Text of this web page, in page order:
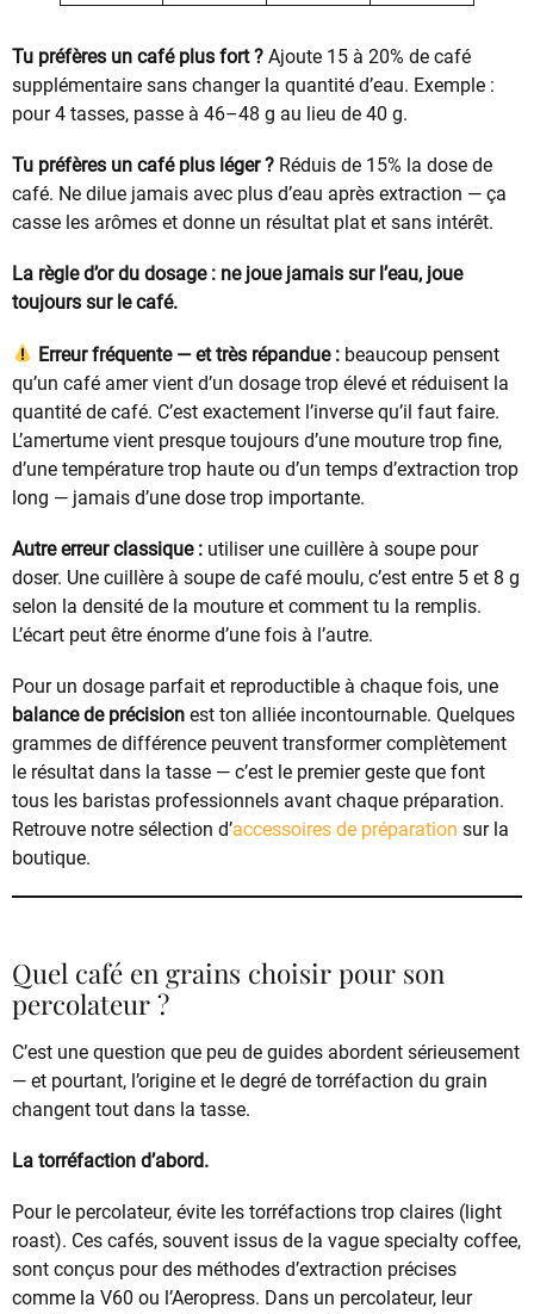
Tu préfères un café plus fort ? Ajoute 15 à 20% de café
supplémentaire sans changer la quantité d’eau. Exemple :
pour 4 tasses, passe à 46–48 g au lieu de 40 g.
Tu préfères un café plus léger ? Réduis de 15% la dose de
café. Ne dilue jamais avec plus d’eau après extraction — ça
casse les arômes et donne un résultat plat et sans intérêt.
La règle d’or du dosage : ne joue jamais sur l’eau, joue
toujours sur le café.
Erreur fréquente — et très répandue : beaucoup pensent
qu’un café amer vient d’un dosage trop élevé et réduisent la
quantité de café. C’est exactement l’inverse qu’il faut faire.
L’amertume vient presque toujours d’une mouture trop fine,
d’une température trop haute ou d’un temps d’extraction trop
long — jamais d’une dose trop importante.
Autre erreur classique : utiliser une cuillère à soupe pour
doser. Une cuillère à soupe de café moulu, c’est entre 5 et 8 g
selon la densité de la mouture et comment tu la remplis.
L’écart peut être énorme d’une fois à l’autre.
Pour un dosage parfait et reproductible à chaque fois, une
balance de précision est ton alliée incontournable. Quelques
grammes de différence peuvent transformer complètement
le résultat dans la tasse — c’est le premier geste que font
tous les baristas professionnels avant chaque préparation.
Retrouve notre sélection d’accessoires de préparation sur la
boutique.
Quel café en grains choisir pour son
percolateur ?
C’est une question que peu de guides abordent sérieusement
— et pourtant, l’origine et le degré de torréfaction du grain
changent tout dans la tasse.
La torréfaction d’abord.
Pour le percolateur, évite les torréfactions trop claires (light
roast). Ces cafés, souvent issus de la vague specialty coffee,
sont conçus pour des méthodes d’extraction précises
comme la V60 ou l’Aeropress. Dans un percolateur, leur